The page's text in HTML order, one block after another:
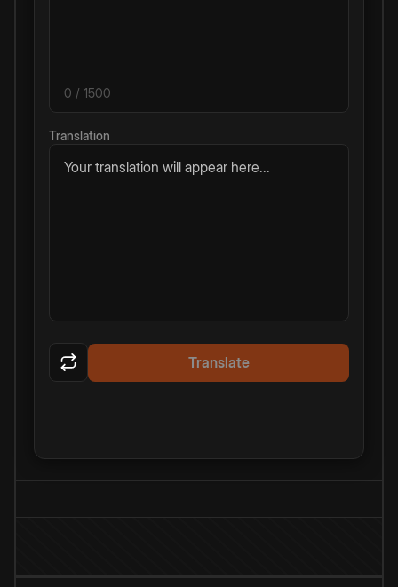
0 / 1500
Translation
Your translation will appear here...
Translate